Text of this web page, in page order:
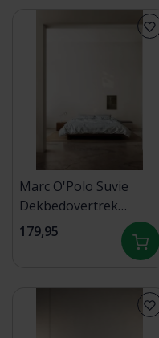
Marc O'Polo Suvie
Dekbedovertrek
240x200/220 Grey mist
179,95